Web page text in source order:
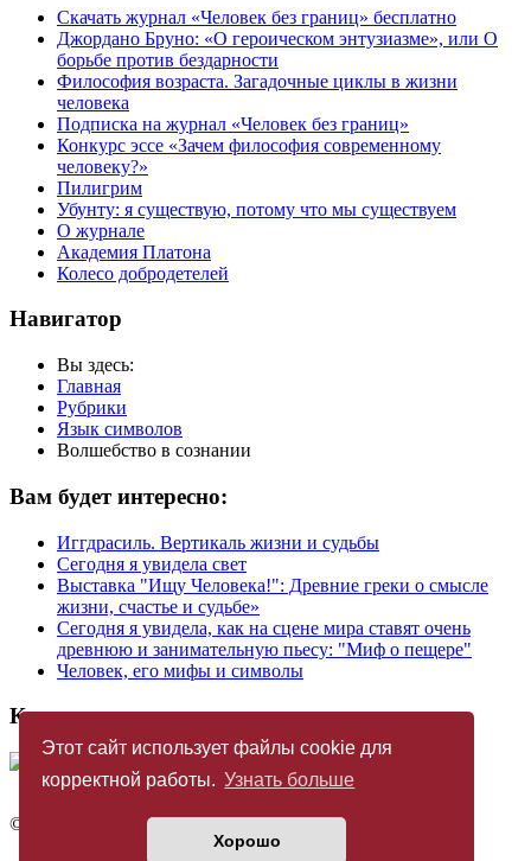
Этот сайт использует файлы cookie для
корректной работы. Узнать больше
Хорошо
Скачать журнал «Человек без границ» бесплатно
Джордано Бруно: «О героическом энтузиазме», или О
борьбе против бездарности
Философия возраста. Загадочные циклы в жизни
человека
Подписка на журнал «Человек без границ»
Конкурс эссе «Зачем философия современному
человеку?»
Пилигрим
Убунту: я существую, потому что мы существуем
О журнале
Академия Платона
Колесо добродетелей
Навигатор
Вы здесь:
Главная
Рубрики
Язык символов
Волшебство в сознании
Вам будет интересно:
Иггдрасиль. Вертикаль жизни и судьбы
Сегодня я увидела свет
Выставка "Ищу Человека!": Древние греки о смысле
жизни, счастье и судьбе»
Сегодня я увидела, как на сцене мира ставят очень
древнюю и занимательную пьесу: "Миф о пещере"
Человек, его мифы и символы
Купить журнал
© Издательство «Новый Акрополь»2005 — 2026
Политика конфиденциальности